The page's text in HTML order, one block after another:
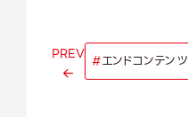
PREV #エンドコンテンツ